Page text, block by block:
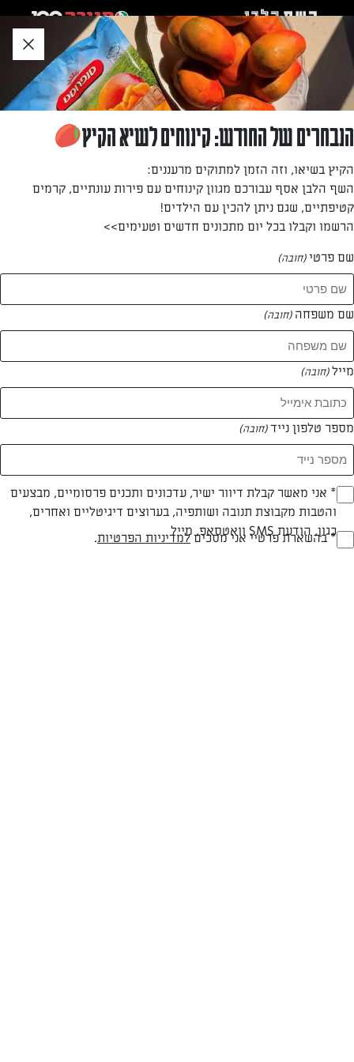
לאזור
תוכן
תחתון
חזרה לעמוד הבית
הילה סער
—
המתכונים של
1 מתכונים
קציצות גזר, ברוקולי וקינואה
הנבחרים של החודש: קינוחים לשיא הקיץ
הקיץ בשיאו, וזה הזמן למתוקים מרעננים:
השף הלבן אסף עבורכם מגוון קינוחים עם פירות עונתיים, קרמים
קטיפתיים, שגם ניתן להכין עם הילדים!
הרשמו וקבלו בכל יום מתכונים חדשים וטעימים>>
שם פרטי(חובה)
שם משפחה (חובה)
מייל(חובה)
מספר טלפון נייד(חובה)
Opt_In
(חובה)
* אני מאשר קבלת דיוור ישיר, עדכונים ותכנים פרסומיים, מבצעים
והטבות מקבוצת תנובה ושותפיה, בערוצים דיגיטליים ואחרים,
כגון, הודעת SMS וואטסאפ, מייל
RegulationsApproved
* בהשארת פרטיי אני מסכיםלמדיניות הפרטיות.